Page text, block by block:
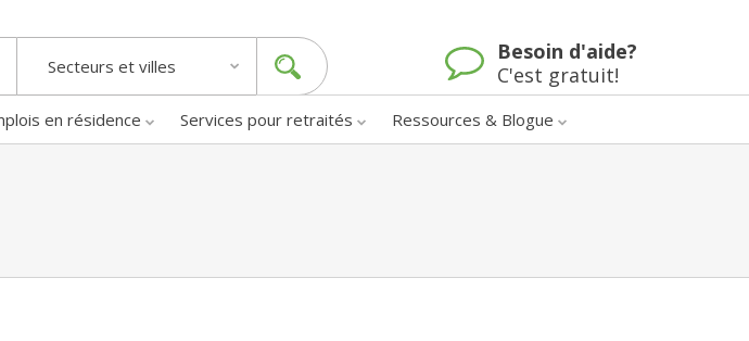
Secteurs et villes
Besoin d'aide?
C'est gratuit!
en résidence Services pour retraités Ressources & Blogue